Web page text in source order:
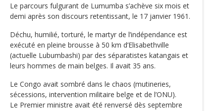
Le parcours fulgurant de Lumumba s’achève six mois et
demi après son discours retentissant, le 17 janvier 1961.
Déchu, humilié, torturé, le martyr de l’indépendance est
exécuté en pleine brousse à 50 km d’Elisabethville
(actuelle Lubumbashi) par des séparatistes katangais et
leurs hommes de main belges. Il avait 35 ans.
Le Congo avait sombré dans le chaos (mutineries,
sécessions, intervention militaire belge et de l’ONU).
Le Premier ministre avait été renversé dès septembre